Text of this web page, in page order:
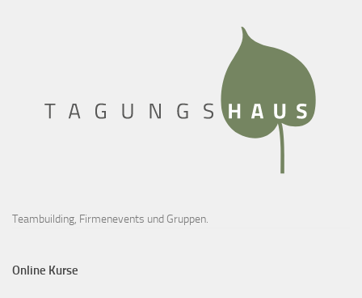
Teambuilding, Firmenevents und Gruppen.
Online Kurse